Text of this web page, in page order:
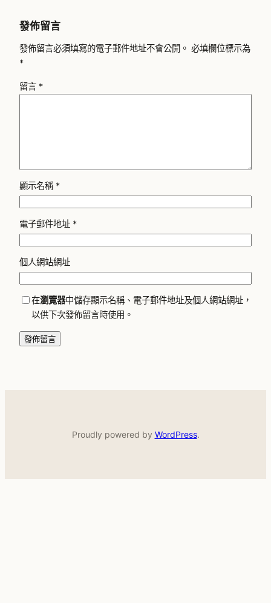
發佈留言
發佈留言必須填寫的電子郵件地址不會公開。 必填欄位標示為
*
留言 *
顯示名稱 *
電子郵件地址 *
個人網站網址
在瀏覽器中儲存顯示名稱、電子郵件地址及個人網站網址，
以供下次發佈留言時使用。
Proudly powered by WordPress.